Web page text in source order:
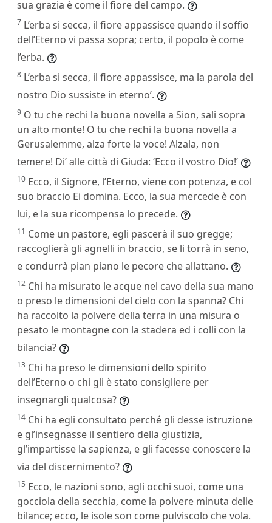
sua grazia è come il fiore del campo.
7 L’erba si secca, il fiore appassisce quando il soffio
dell’Eterno vi passa sopra; certo, il popolo è come
l’erba.
8 L’erba si secca, il fiore appassisce, ma la parola del
nostro Dio sussiste in eterno’.
9 O tu che rechi la buona novella a Sion, sali sopra
un alto monte! O tu che rechi la buona novella a
Gerusalemme, alza forte la voce! Alzala, non
temere! Di’ alle città di Giuda: ‘Ecco il vostro Dio!’
10 Ecco, il Signore, l’Eterno, viene con potenza, e col
suo braccio Ei domina. Ecco, la sua mercede è con
lui, e la sua ricompensa lo precede.
11 Come un pastore, egli pascerà il suo gregge;
raccoglierà gli agnelli in braccio, se li torrà in seno,
e condurrà pian piano le pecore che allattano.
12 Chi ha misurato le acque nel cavo della sua mano
o preso le dimensioni del cielo con la spanna? Chi
ha raccolto la polvere della terra in una misura o
pesato le montagne con la stadera ed i colli con la
bilancia?
13 Chi ha preso le dimensioni dello spirito
dell’Eterno o chi gli è stato consigliere per
insegnargli qualcosa?
14 Chi ha egli consultato perché gli desse istruzione
e gl’insegnasse il sentiero della giustizia,
gl’impartisse la sapienza, e gli facesse conoscere la
via del discernimento?
15 Ecco, le nazioni sono, agli occhi suoi, come una
gocciola della secchia, come la polvere minuta delle
bilance; ecco, le isole son come pulviscolo che vola.